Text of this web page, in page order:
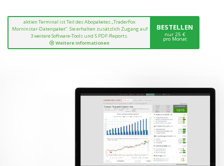
aktien Terminal ist Teil des Abopaketes „TraderFox
Morninstar-Datenpaket“. Sie erhalten zusätzlich Zugang auf
3 weitere Software-Tools und 5 PDF-Reports.
Weitere Informationen
BESTELLEN
nur 25 €
pro Monat